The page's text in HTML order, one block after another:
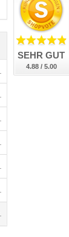
SEHR GUT
4.88 / 5.00